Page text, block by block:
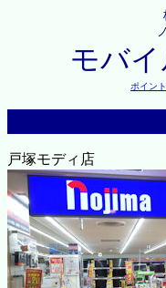
モバ
ポイント
戸塚モディ店